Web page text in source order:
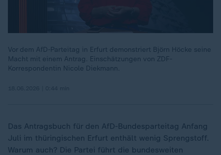
Vor dem AfD-Parteitag in Erfurt demonstriert Björn Höcke seine
Macht mit einem Antrag. Einschätzungen von ZDF-
Korrespondentin Nicole Diekmann.
Das Antragsbuch für den AfD-Bundesparteitag Anfang
Juli im thüringischen Erfurt enthält wenig Sprengstoff.
Warum auch? Die Partei führt die bundesweiten